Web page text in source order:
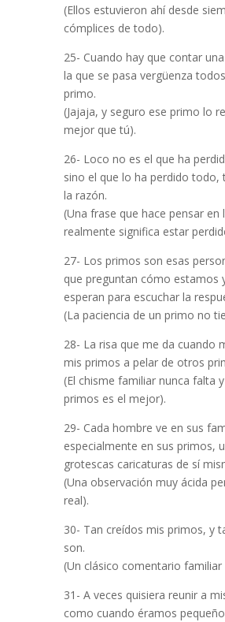
(Ellos estuvieron ahí desde
cómplices de todo).
25- Cuando hay que contar
la que se pasa vergüenza
primo.
(Jajaja, y seguro ese primo lo
mejor que tú).
26- Loco no es el que ha
sino el que lo ha perdido todo,
la razón.
(Una frase que hace pensar en
realmente significa estar
27- Los primos son esas
que preguntan cómo estamos
esperan para escuchar la
(La paciencia de un primo no
28- La risa que me da cuando
mis primos a pelar de otros
(El chisme familiar nunca falta
primos es el mejor).
29- Cada hombre ve en sus
especialmente en sus primos,
grotescas caricaturas de sí
(Una observación muy ácida
real).
30- Tan creídos mis primos, y
son.
(Un clásico comentario familiar
31- A veces quisiera reunir a
como cuando éramos